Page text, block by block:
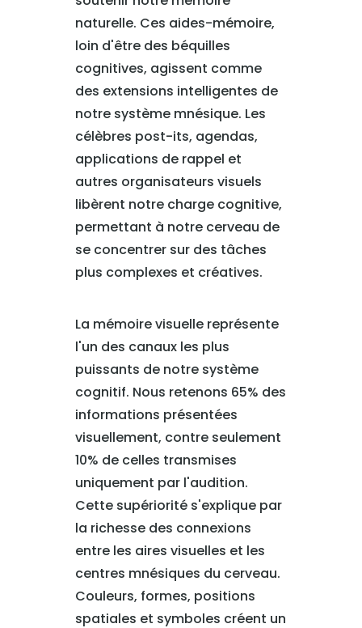
naturelle. Ces aides-mémoire,
loin d'être des béquilles
cognitives, agissent comme
des extensions intelligentes de
notre système mnésique. Les
célèbres post-its, agendas,
applications de rappel et
autres organisateurs visuels
libèrent notre charge cognitive,
permettant à notre cerveau de
se concentrer sur des tâches
plus complexes et créatives.
La mémoire visuelle représente
l'un des canaux les plus
puissants de notre système
cognitif. Nous retenons 65% des
informations présentées
visuellement, contre seulement
10% de celles transmises
uniquement par l'audition.
Cette supériorité s'explique par
la richesse des connexions
entre les aires visuelles et les
centres mnésiques du cerveau.
Couleurs, formes, positions
spatiales et symboles créent un